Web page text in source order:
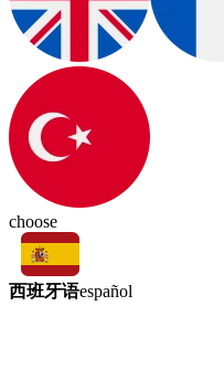
choose
西班牙语español